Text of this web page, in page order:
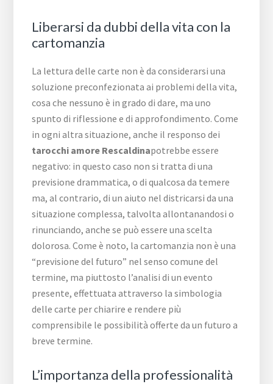
Liberarsi da dubbi della vita con la
cartomanzia
La lettura delle carte non è da considerarsi una
soluzione preconfezionata ai problemi della vita,
cosa che nessuno è in grado di dare, ma uno
spunto di riflessione e di approfondimento. Come
in ogni altra situazione, anche il responso dei
tarocchi amore Rescaldinapotrebbe essere
negativo: in questo caso non si tratta di una
previsione drammatica, o di qualcosa da temere
ma, al contrario, di un aiuto nel districarsi da una
situazione complessa, talvolta allontanandosi o
rinunciando, anche se può essere una scelta
dolorosa. Come è noto, la cartomanzia non è una
“previsione del futuro” nel senso comune del
termine, ma piuttosto l’analisi di un evento
presente, effettuata attraverso la simbologia
delle carte per chiarire e rendere più
comprensibile le possibilità offerte da un futuro a
breve termine.
L’importanza della professionalità